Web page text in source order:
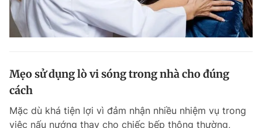
Mẹo sử dụng lò vi sóng trong nhà cho đúng
cách
Mặc dù khá tiện lợi vì đảm nhận nhiều nhiệm vụ trong
việc nấu nướng thay cho chiếc bếp thông thường,